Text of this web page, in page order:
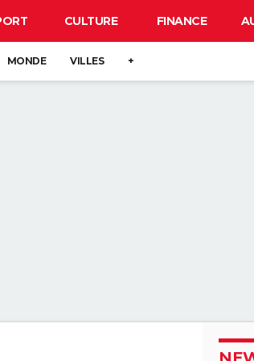
CULTURE FINANCE
MONDE VILLES +